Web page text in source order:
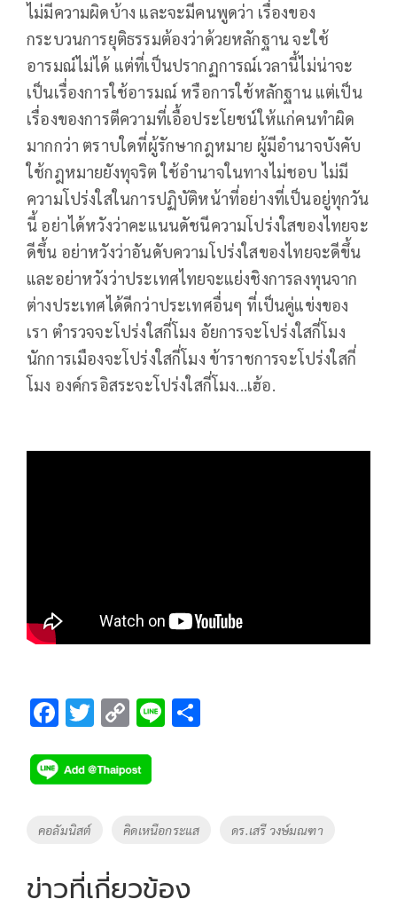
ไม่มีความผิดบ้าง และจะมีคนพูดว่า เรื่องของ
กระบวนการยุติธรรมต้องว่าด้วยหลักฐาน จะใช้
อารมณ์ไม่ได้ แต่ที่เป็นปรากฏการณ์เวลานี้ไม่น่าจะ
เป็นเรื่องการใช้อารมณ์ หรือการใช้หลักฐาน แต่เป็น
เรื่องของการตีความที่เอื้อประโยชน์ให้แก่คนทำผิด
มากกว่า ตราบใดที่ผู้รักษากฎหมาย ผู้มีอำนาจบังคับ
ใช้กฎหมายยังทุจริต ใช้อำนาจในทางไม่ชอบ ไม่มี
ความโปร่งใสในการปฏิบัติหน้าที่อย่างที่เป็นอยู่ทุกวัน
นี้ อย่าได้หวังว่าคะแนนดัชนีความโปร่งใสของไทยจะ
ดีขึ้น อย่าหวังว่าอันดับความโปร่งใสของไทยจะดีขึ้น
และอย่าหวังว่าประเทศไทยจะแย่งชิงการลงทุนจาก
ต่างประเทศได้ดีกว่าประเทศอื่นๆ ที่เป็นคู่แข่งของ
เรา ตำรวจจะโปร่งใสกี่โมง อัยการจะโปร่งใสกี่โมง
นักการเมืองจะโปร่งใสกี่โมง ข้าราชการจะโปร่งใสกี่
โมง องค์กรอิสระจะโปร่งใสกี่โมง...เฮ้อ.
F
e
b
o
k
T
tt
er
C
p
y
Li
k
Li
Tags
คอลัมนิสต์ คิดเหนือกระแส ดร.เสรี วงษ์มณฑา
ข่าวที่เกี่ยวข้อง